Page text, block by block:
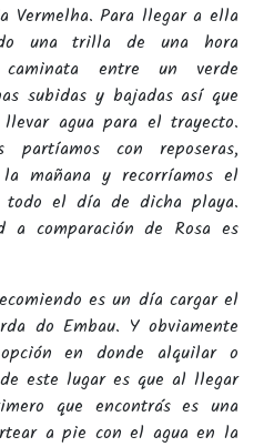
Vermelha. Para llegar a ella
una trilla de una hora
caminata entre un verde
subidas y bajadas así que
agua para el trayecto.
partíamos con reposeras,
mañana y recorríamos el
el día de dicha playa.
comparación de Rosa es
es un día cargar el
do Embau. Y obviamente
en donde alquilar o
este lugar es que al llegar
que encontrás es una
a pie con el agua en la